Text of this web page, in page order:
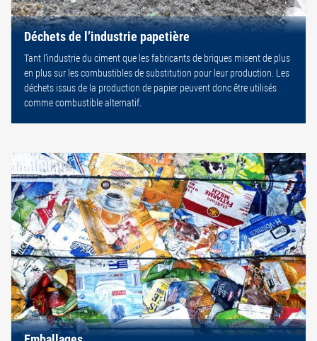
Déchets de l’industrie papetière
Tant l’industrie du ciment que les fabricants de briques misent de plus
en plus sur les combustibles de substitution pour leur production. Les
déchets issus de la production de papier peuvent donc être utilisés
comme combustible alternatif.